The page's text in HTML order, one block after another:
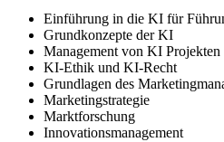
Einführung in die KI für
Grundkonzepte der KI
Management von KI Projekten
KI-Ethik und KI-Recht
Grundlagen des
Marketingstrategie
Marktforschung
Innovations­management